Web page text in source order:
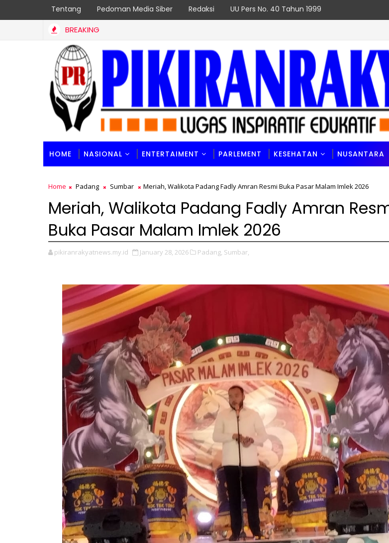
Tentang Pedoman Media Siber Redaksi UU Pers No. 40 Tahun 1999
BREAKING
HOME NASIONAL ENTERTAIMENT PARLEMENT KESEHATAN NUSANTARA
Home Padang Sumbar Meriah, Walikota Padang Fadly Amran Resmi Buka Pasar Malam Imlek 2026
Meriah, Walikota Padang Fadly Amran
Buka Pasar Malam Imlek 2026
pikiranrakyatnews.my.id January 28, 2026 Padang, Sumbar,